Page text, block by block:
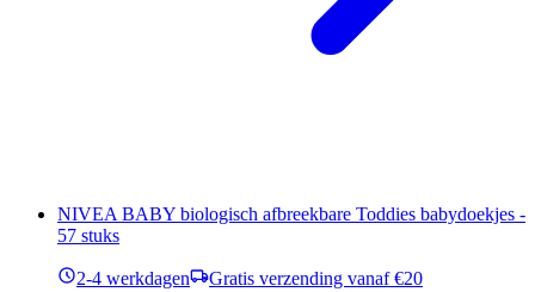
NIVEA BABY biologisch afbreekbare Toddies babydoekjes -
57 stuks
2-4 werkdagen Gratis verzending vanaf €20